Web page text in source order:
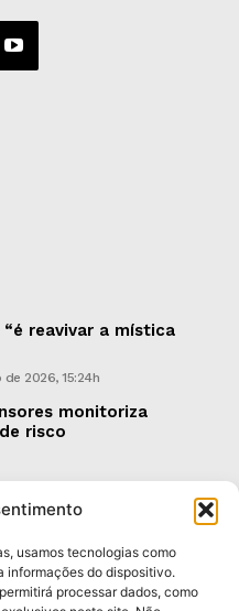
usamos tecnologias como
informações do dispositivo.
processar dados, como
reavivar a mística
2026, 15:24h
monitoriza
risco